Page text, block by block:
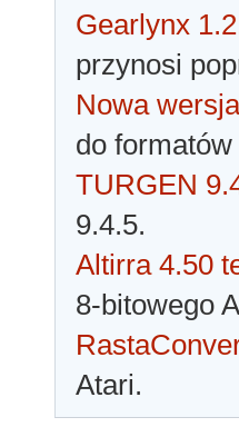
Gearlynx
przynosi
Nowa
do
TURGEN
9.4.5.
Altirra 4.50
8-bitowego
Atari.